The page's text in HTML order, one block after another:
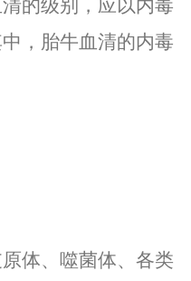
的级别，应以内毒
，胎牛血清的内毒
体、噬菌体、各类